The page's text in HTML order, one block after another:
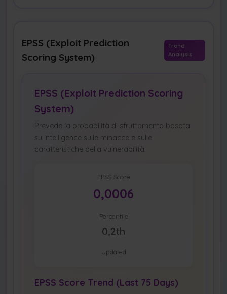
EPSS (Exploit Prediction
Scoring System)
Trend
Analysis
EPSS (Exploit Prediction Scoring
System)
Prevede la probabilità di sfruttamento basata
su intelligence sulle minacce e sulle
caratteristiche della vulnerabilità.
EPSS Score
0,0006
Percentile
0,2th
Updated
EPSS Score Trend (Last 75 Days)